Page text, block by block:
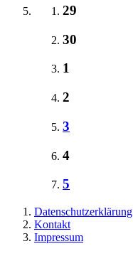
29
30
1
2
3
4
5
Datenschutzerklärung
Kontakt
Impressum